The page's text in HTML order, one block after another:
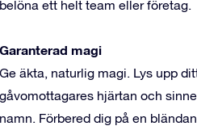
belöna ett helt team eller företag.
Garanterad magi
Ge äkta, naturlig magi. Lys upp
gåvomottagares hjärtan och
namn. Förbered dig på en